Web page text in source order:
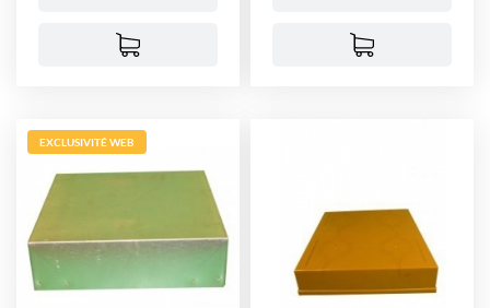
EXCLUSIVITÉ WEB